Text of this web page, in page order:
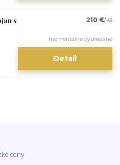
s
210 €/ks
momentálne vypredané
Detail
ceny